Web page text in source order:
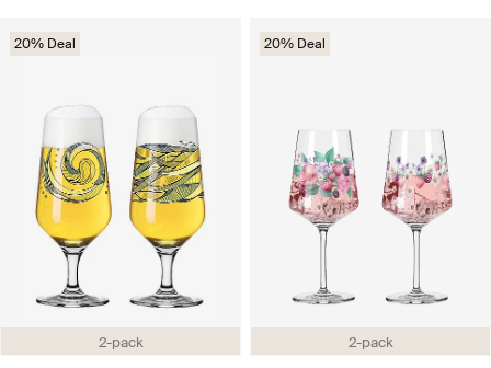
2-pack
20% Deal
2-pack
20% Deal